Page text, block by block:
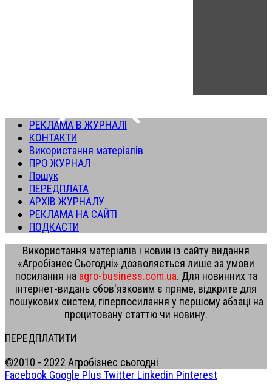
РЕКЛАМА В ЖУРНАЛІ
КОНТАКТИ
Використання матеріалів
ПРО ЖУРНАЛ
Пошук
ПЕРЕДПЛАТА
АРХІВ ЖУРНАЛУ
РЕКЛАМА НА САЙТІ
ПОДКАСТИ
Використання матеріалів і новин із сайту видання
«Агробізнес Сьогодні» дозволяється лише за умови
посилання на agro-business.com.ua. Для новинних та
інтернет-видань обов'язковим є пряме, відкрите для
пошукових систем, гіперпосилання у першому абзаці на
процитовану статтю чи новину.
ПЕРЕДПЛАТИТИ
©2010 - 2022 Агробізнес сьогодні
Facebook Google Plus Twitter Linkedin Pinterest